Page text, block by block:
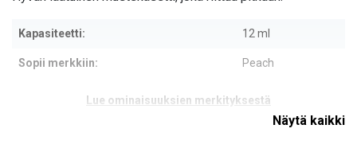
Kapasiteetti: 12 ml
Sopii merkkiin: Peach
Lue ominaisuuksien merkityksestä
Näytä kaikki